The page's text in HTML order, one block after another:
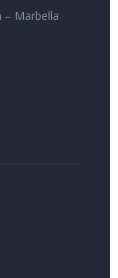
– Marbella